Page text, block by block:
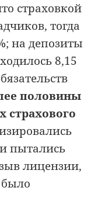
страховкой
тогда
на депозиты
8,15
половины
страхового
пытались
лицензии,